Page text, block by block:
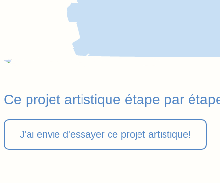
Ce projet artistique étape par
J'ai envie d'essayer ce projet artistique!